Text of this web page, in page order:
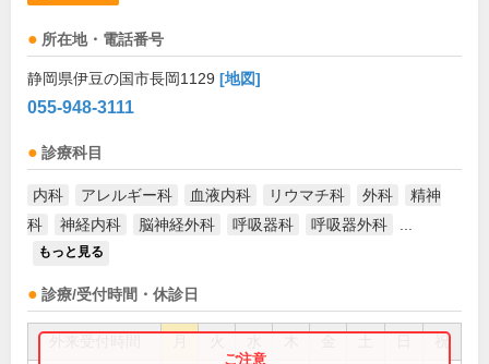
所在地・電話番号
静岡県伊豆の国市長岡1129 [地図]
055-948-3111
診療科目
内科 アレルギー科 血液内科 リウマチ科 外科
精神
科
神経内科 脳神経外科 呼吸器科 呼吸器外科
もっと見る
診療/受付時間・休診日
祝